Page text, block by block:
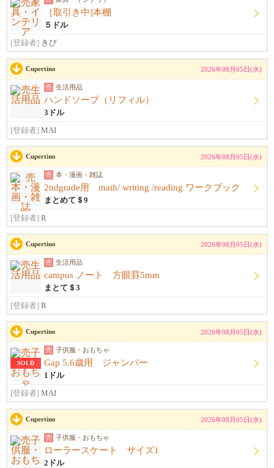
［取引き中]本棚
５ドル
[登録者] きび
Cupertino 2026年08月05日(水)
売 生活用品
ハンドソープ（リフィル）
3ドル
[登録者] MAI
Cupertino 2026年08月05日(水)
売 本・漫画・雑誌
2ndgrade用 math/ writing /reading ワークブック
まとめて＄9
[登録者] R
Cupertino 2026年08月05日(水)
売 生活用品
campus ノート 方眼罫5mm
まとて＄3
[登録者] R
Cupertino 2026年08月05日(水)
SOLD
売 子供服・おもちゃ
Gap 5.6歳用 ジャンパー
1ドル
[登録者] MAI
Cupertino 2026年08月05日(水)
売 子供服・おもちゃ
ローラースケート サイズ1
2ドル